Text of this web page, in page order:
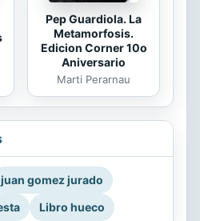
Pep Guardiola. La
Metamorfosis.
Edicion Corner 10o
Aniversario
Marti Perarnau
juan gomez jurado
Libro hueco